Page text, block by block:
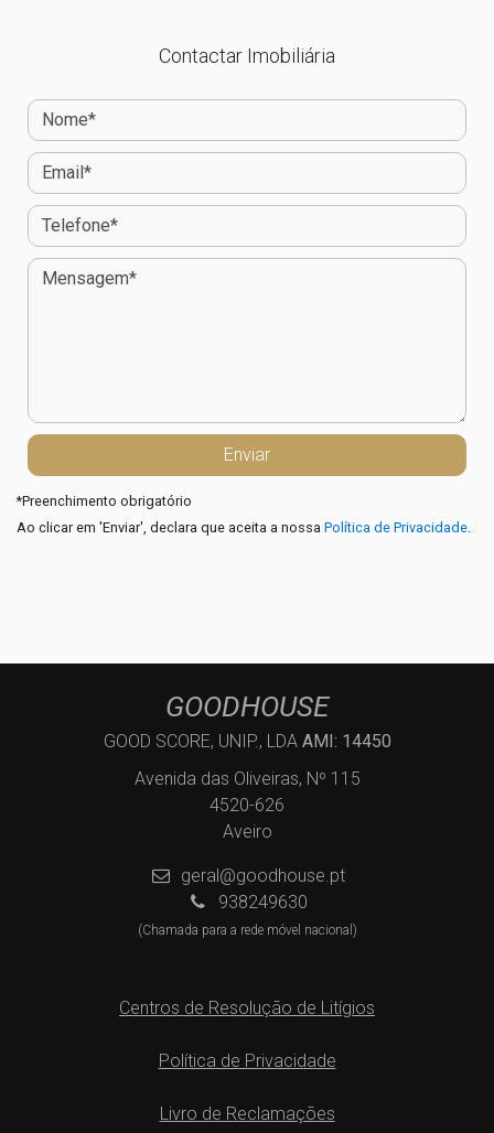
Contactar Imobiliária
*Preenchimento obrigatório
Ao clicar em 'Enviar', declara que aceita a nossa Política de Privacidade
GOODHOUSE
GOOD SCORE, UNIP., LDA AMI: 14450
Avenida das Oliveiras, Nº 115
4520-626
Aveiro
geral@goodhouse.pt
938249630
(Chamada para a rede móvel nacional)
Centros de Resolução de Litígios
Política de Privacidade
Livro de Reclamações